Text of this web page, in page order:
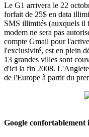
Le G1 arrivera le 22
forfait de 25$ en data
SMS illimités (auxquels il
modem ne sera pas
compte Gmail pour
l'exclusivité, est en plein
13 grandes villes sont
d'ici la fin 2008.
de l'Europe à partir du
Google confortablement